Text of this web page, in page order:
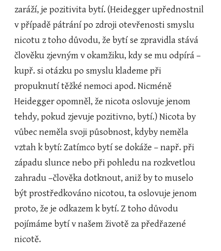
zaráží, je pozitivita bytí. (Heidegger upřednostnil
v případě pátrání po zdroji otevřenosti smyslu
nicotu z toho důvodu, že bytí se zpravidla stává
člověku zjevným v okamžiku, kdy se mu odpírá –
kupř. si otázku po smyslu klademe při
propuknutí těžké nemoci apod. Nicméně
Heidegger opomněl, že nicota oslovuje jenom
tehdy, pokud zjevuje pozitivno, bytí.) Nicota by
vůbec neměla svoji působnost, kdyby neměla
vztah k bytí: Zatímco bytí se dokáže – např. při
západu slunce nebo při pohledu na rozkvetlou
zahradu –člověka dotknout, aniž by to muselo
být prostředkováno nicotou, ta oslovuje jenom
proto, že je odkazem k bytí. Z toho důvodu
pojímáme bytí v našem životě za předřazené
nicotě.